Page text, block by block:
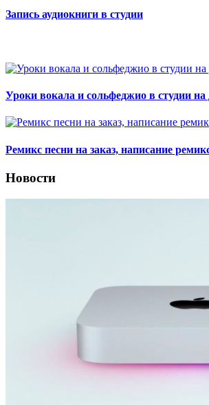
Запись аудиокниги в студии
Уроки вокала и сольфеджио в студии на
Ремикс песни на заказ, написание
Новости